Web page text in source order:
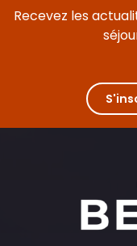
La Part des Anges -
Caveau Délicave :
Vinotour Bourgogne
Maison Jaffelin
Domaine Nouveau
Recevez les